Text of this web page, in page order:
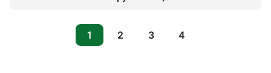
1 2 3 4